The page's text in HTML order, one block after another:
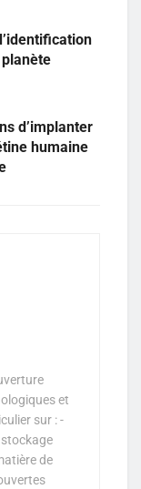
d’implanter
humaine
et
sur : -
stockage
de